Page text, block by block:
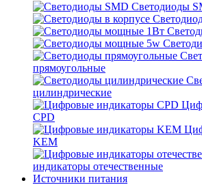
Светодиоды
прямоугольные
цилиндрические
CPD
KEM
индикаторы отечественные
Источники питания